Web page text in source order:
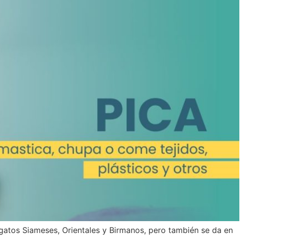
Siameses, Orientales y Birmanos, pero también se da en